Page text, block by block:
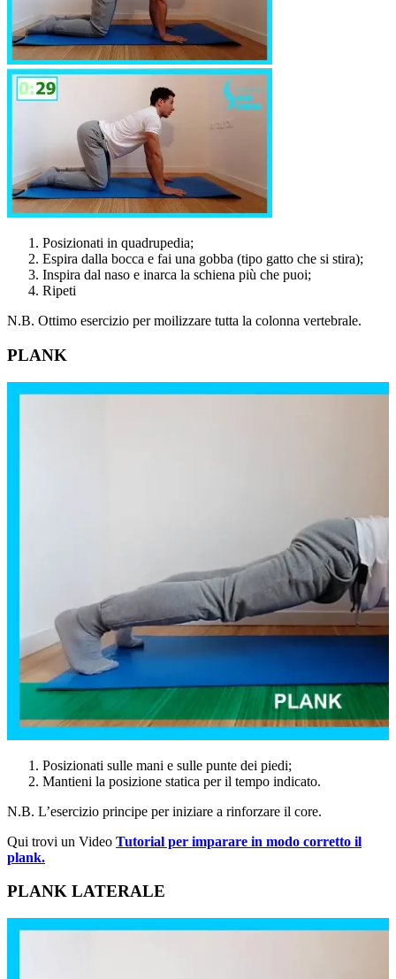
Posizionati in quadrupedia;
Espira dalla bocca e fai una gobba (tipo gatto che si stira);
Inspira dal naso e inarca la schiena più che puoi;
Ripeti
N.B. Ottimo esercizio per moilizzare tutta la colonna vertebrale.
PLANK
Posizionati sulle mani e sulle punte dei piedi;
Mantieni la posizione statica per il tempo indicato.
N.B. L’esercizio principe per iniziare a rinforzare il core.
Qui trovi un Video Tutorial per imparare in modo corretto il
plank.
PLANK LATERALE